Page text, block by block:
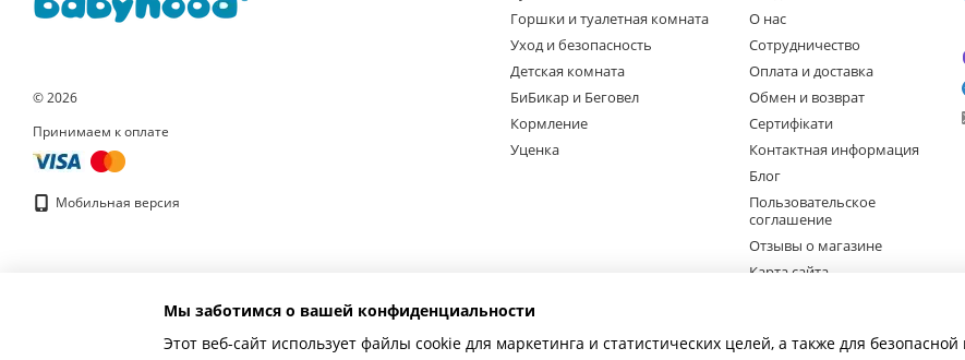
© 2026
Принимаем к оплате
Мобильная версия
Горшки и туалетная комната
Уход и безопасность
Детская комната
БиБикар и Беговел
Кормление
Уценка
О нас
Сотрудничество
Оплата и доставка
Обмен и возврат
Сертифікати
Контактная информация
Блог
Пользовательское
соглашение
Отзывы о магазине
Карта сайта
Мы заботимся о вашей конфиденциальности
Этот веб-сайт использует файлы cookie для маркетинга и статистических целей, а также для